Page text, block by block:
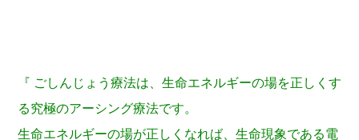
『 ごしんじょう療法は、生命エネルギーの場を正しくす
る究極のアーシング療法です。
生命エネルギーの場が正しくなれば、生命現象である電